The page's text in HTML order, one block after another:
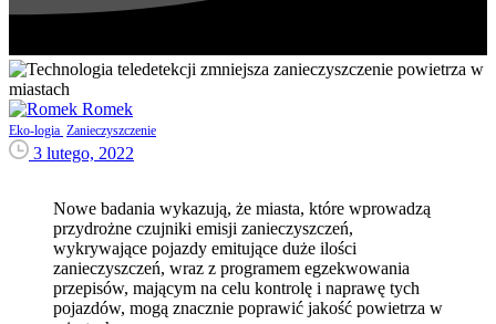
Romek
Eko-logia Zanieczyszczenie
3 lutego, 2022
Nowe badania wykazują, że miasta, które wprowadzą
przydrożne czujniki emisji zanieczyszczeń,
wykrywające pojazdy emitujące duże ilości
zanieczyszczeń, wraz z programem egzekwowania
przepisów, mającym na celu kontrolę i naprawę tych
pojazdów, mogą znacznie poprawić jakość powietrza w